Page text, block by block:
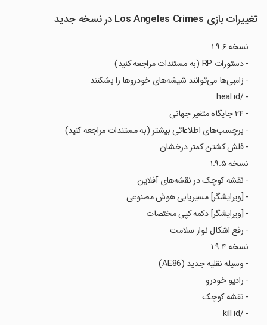
تغییرات بازی Los Angeles Crimes در نسخه جدید
نسخه ۱.۹.۶
- دستورات RP (به مستندات مراجعه کنید)
- زامبی‌ها می‌توانند شیشه‌های خودروها را بشکنند
- /heal id
- ۲۴ جایگاه متغیر جهانی
- برچسب‌های اطلاعاتی بیشتر (به مستندات مراجعه کنید)
- فلش کشتن کمتر درخشان
نسخه ۱.۹.۵
- نقشه کوچک در نقشه‌های آفلاین
- [ویرایشگر] مسیریابی هوش مصنوعی
- [ویرایشگر] دکمه کپی مختصات
- رفع اشکال نوار سلامت
نسخه ۱.۹.۴
- وسیله نقلیه جدید (AE86)
- رادیو خودرو
- نقشه کوچک
- /kill id